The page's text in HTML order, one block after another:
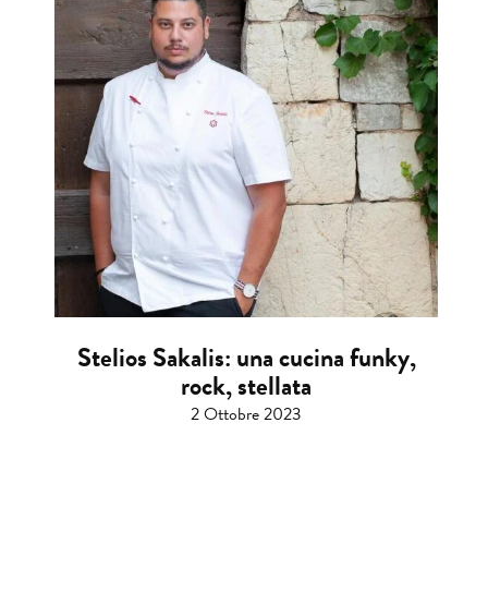
Stelios Sakalis: una cucina funky,
rock, stellata
2 Ottobre 2023